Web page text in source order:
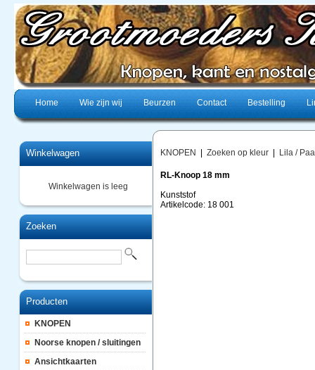
Home Wie zijn wij Beurzen Contact Bestelling
Winkelwagen
Winkelwagen is leeg
Zoeken
Producten
KNOPEN
Noorse knopen / sluitingen
Ansichtkaarten
KNOPEN Zoeken op kleur Lila /
RL-Knoop 18 mm
Kunststof
Artikelcode: 18 001